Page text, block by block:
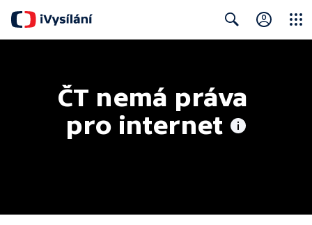
ČT nemá práva
pro internet